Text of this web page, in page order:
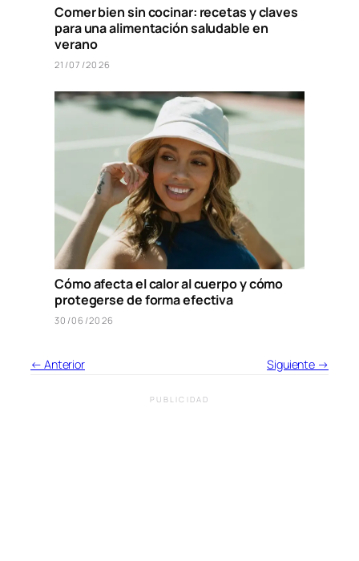
Comer bien sin cocinar: recetas y claves
para una alimentación saludable en
verano
21/07/2026
Cómo afecta el calor al cuerpo y cómo
protegerse de forma efectiva
30/06/2026
← Anterior Siguiente →
PUBLICIDAD